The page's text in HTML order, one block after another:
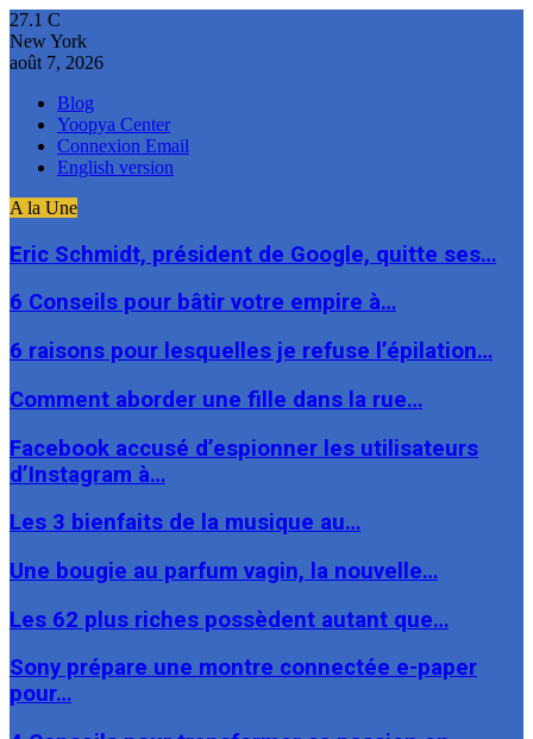
27.1 C
New York
août 7, 2026
Blog
Yoopya Center
Connexion Email
English version
A la Une
Eric Schmidt, président de Google, quitte ses…
6 Conseils pour bâtir votre empire à…
6 raisons pour lesquelles je refuse l’épilation…
Comment aborder une fille dans la rue…
Facebook accusé d’espionner les utilisateurs
d’Instagram à…
Les 3 bienfaits de la musique au…
Une bougie au parfum vagin, la nouvelle…
Les 62 plus riches possèdent autant que…
Sony prépare une montre connectée e-paper
pour…